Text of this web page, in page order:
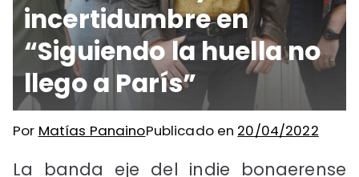
incertidumbre en
“Siguiendo la huella no
llego a París”
Por Matías PanainoPublicado en 20/04/2022
La banda eje del indie bonaerense